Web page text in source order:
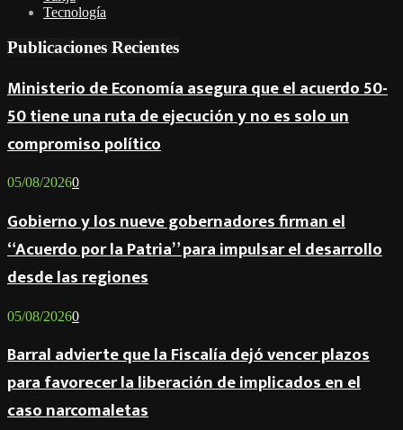
Tecnología
Publicaciones Recientes
Ministerio de Economía asegura que el acuerdo 50-
50 tiene una ruta de ejecución y no es solo un
compromiso político
05/08/20260
Gobierno y los nueve gobernadores firman el
“Acuerdo por la Patria” para impulsar el desarrollo
desde las regiones
05/08/20260
Barral advierte que la Fiscalía dejó vencer plazos
para favorecer la liberación de implicados en el
caso narcomaletas